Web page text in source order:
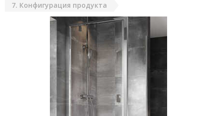
7. Конфигурация продукта